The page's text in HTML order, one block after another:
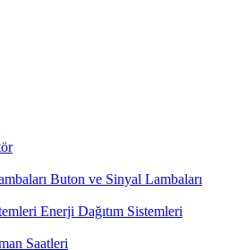
Buton ve Sinyal Lambaları
Enerji Dağıtım Sistemleri
Saatleri